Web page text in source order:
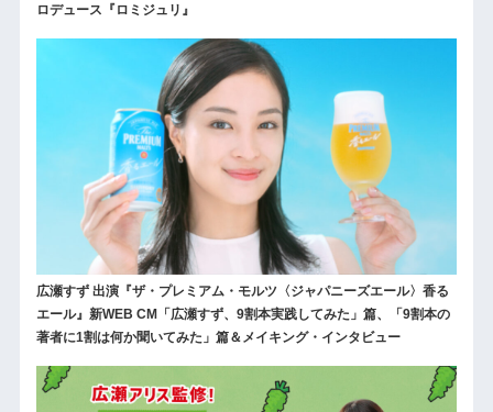
ロデュース『ロミジュリ』
広瀬すず 出演『ザ・プレミアム・モルツ〈ジャパニーズエール〉香る
エール』新WEB CM「広瀬すず、9割本実践してみた」篇、「9割本の
著者に1割は何か聞いてみた」篇＆メイキング・インタビュー